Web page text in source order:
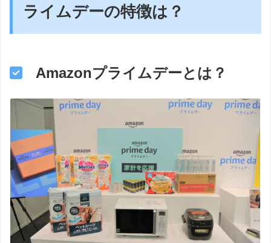
ライムデーの特徴は？
Amazonプライムデーとは？